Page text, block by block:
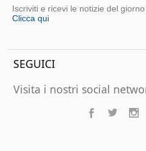
Iscriviti e ricevi le notizie del
Clicca qui
SEGUICI
Visita i nostri social